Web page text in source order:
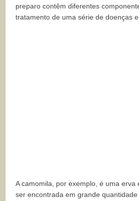
preparo contêm diferentes
tratamento de uma série de doenças
A camomila, por exemplo, é uma erva
ser encontrada em grande